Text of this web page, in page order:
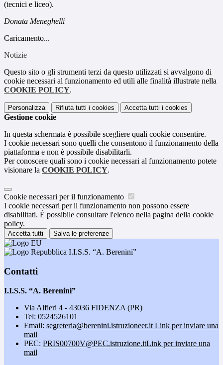
(tecnici e liceo).
Donata Meneghelli
Caricamento...
Notizie
Questo sito o gli strumenti terzi da questo utilizzati si avvalgono di
cookie necessari al funzionamento ed utili alle finalità illustrate nella
COOKIE POLICY.
Personalizza Rifiuta tutti i cookies Accetta tutti i cookies
Gestione cookie
In questa schermata è possibile scegliere quali cookie consentire.
I cookie necessari sono quelli che consentono il funzionamento della
piattaforma e non è possibile disabilitarli.
Per conoscere quali sono i cookie necessari al funzionamento potete
visionare la COOKIE POLICY.
Cookie necessari per il funzionamento
I cookie necessari per il funzionamento non possono essere
disabilitati. È possibile consultare l'elenco nella pagina della cookie
policy.
Accetta tutti Salva le preferenze
I.I.S.S. “A. Berenini”
Contatti
I.I.S.S. “A. Berenini”
Via Alfieri 4 - 43036 FIDENZA (PR)
Tel: 0524526101
Email: segreteria@berenini.istruzioneer.it Link per inviare una
mail
PEC: PRIS00700V@PEC.istruzione.itLink per inviare una
mail